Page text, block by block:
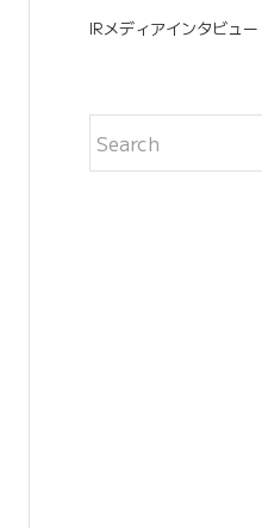
IRメディアインタビュー